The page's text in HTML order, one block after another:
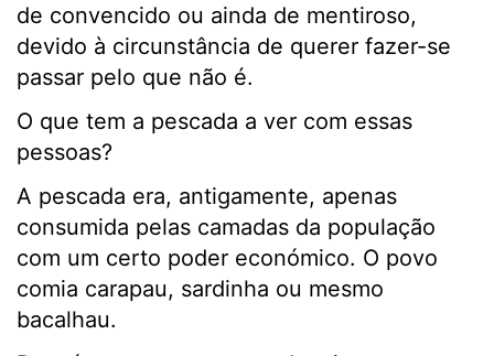
de convencido ou ainda de mentiroso,
devido à circunstância de querer fazer-se
passar pelo que não é.
O que tem a pescada a ver com essas
pessoas?
A pescada era, antigamente, apenas
consumida pelas camadas da população
com um certo poder económico. O povo
comia carapau, sardinha ou mesmo
bacalhau.